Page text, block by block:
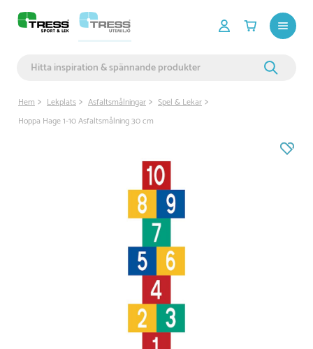
Hem Lekplats Asfaltsmålningar
Spel & Lekar
Hoppa Hage 1-10 Asfaltsmålning 30 cm